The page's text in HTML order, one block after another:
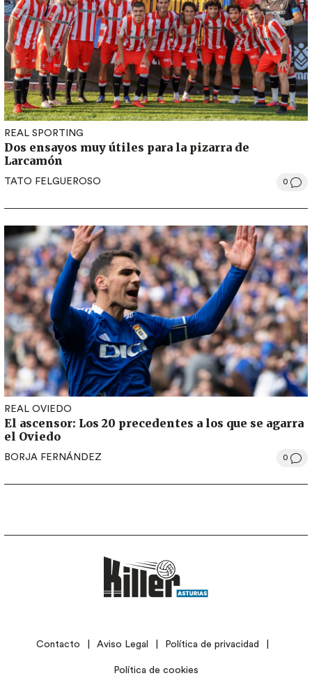
REAL SPORTING
Dos ensayos muy útiles para la pizarra de
Larcamón
TATO FELGUEROSO 0
REAL OVIEDO
El ascensor: Los 20 precedentes a los que se agarra
el Oviedo
BORJA FERNÁNDEZ 0
LEGALContacto Aviso Legal Política de privacidad
Política de cookies